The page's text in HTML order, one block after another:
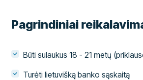
Pagrindiniai
Būti sulaukus 18 - 21 metų
Turėti lietuvišką banko sąskaitą